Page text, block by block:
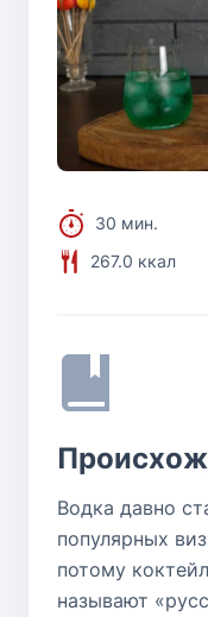
30 мин.
267.0 ккал
Водка давно
популярных
потому
называют